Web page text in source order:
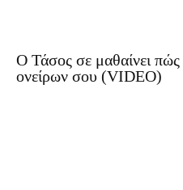
Ο Τάσος σε μαθαίνει
ονείρων σου (VIDEO)